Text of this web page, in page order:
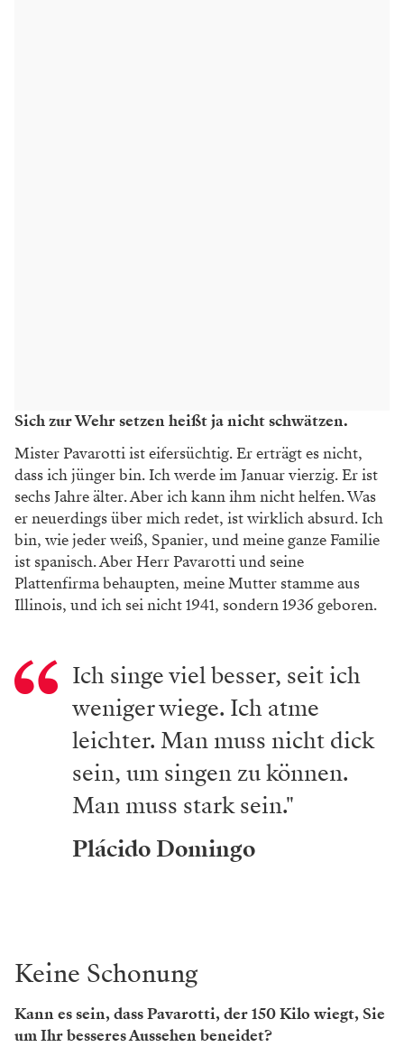
Sich zur Wehr setzen heißt ja nicht schwätzen.
Mister Pavarotti ist eifersüchtig. Er erträgt es nicht,
dass ich jünger bin. Ich werde im Januar vierzig. Er ist
sechs Jahre älter. Aber ich kann ihm nicht helfen. Was
er neuerdings über mich redet, ist wirklich absurd. Ich
bin, wie jeder weiß, Spanier, und meine ganze Familie
ist spanisch. Aber Herr Pavarotti und seine
Plattenfirma behaupten, meine Mutter stamme aus
Illinois, und ich sei nicht 1941, sondern 1936 geboren.
Ich singe viel besser, seit ich
weniger wiege. Ich atme
leichter. Man muss nicht dick
sein, um singen zu können.
Man muss stark sein."
Plácido Domingo
Keine Schonung
Kann es sein, dass Pavarotti, der 150 Kilo wiegt, Sie
um Ihr ­besseres Aussehen beneidet?